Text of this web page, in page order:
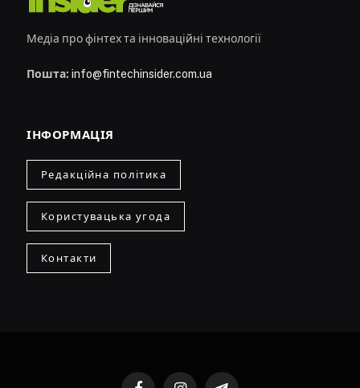
Медіа про фінтех та інноваційні технології
Пошта: info@fintechinsider.com.ua
ІНФОРМАЦІЯ
Редакційна політика
Користувацька угода
Контакти